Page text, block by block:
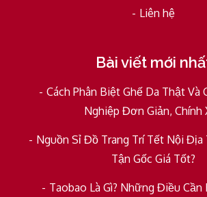
Liên hệ
Bài viết mới
Cách Phân Biệt Ghế Da Thật Và
Nghiệp Đơn Giản, Chính
Nguồn Sỉ Đồ Trang Trí Tết Nội Địa
Tận Gốc Giá Tốt?
Taobao Là Gì? Những Điều Cần